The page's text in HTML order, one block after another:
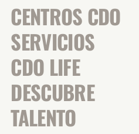
CENTROS CDO
SERVICIOS
CDO LIFE
DESCUBRE
TALENTO